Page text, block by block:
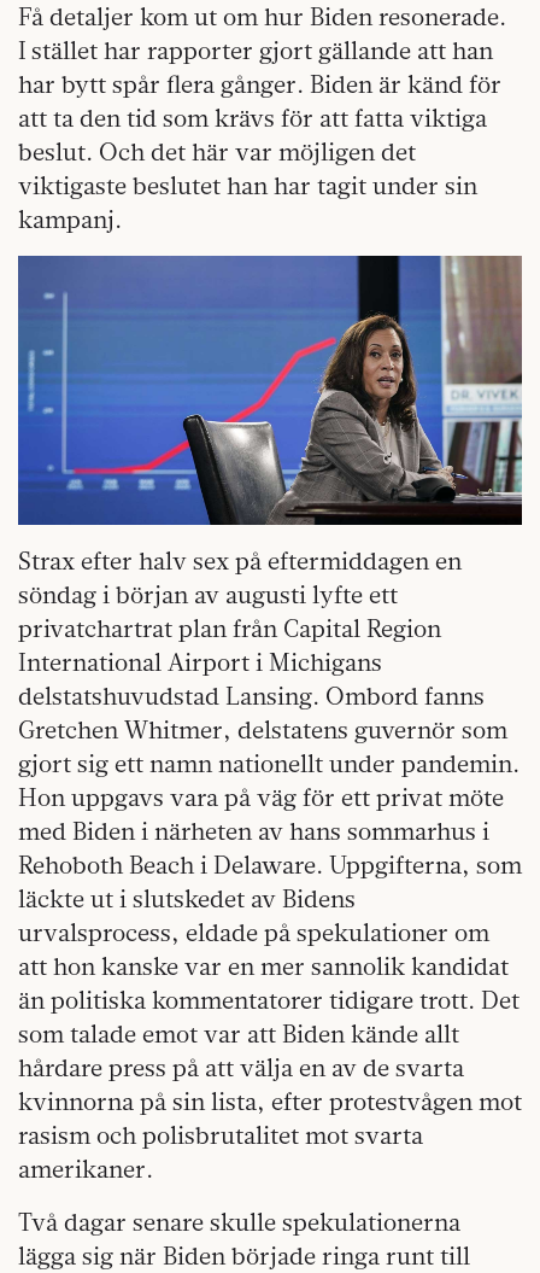
Få detaljer kom ut om hur Biden resonerade.
I stället har rapporter gjort gällande att han
har bytt spår flera gånger. Biden är känd för
att ta den tid som krävs för att fatta viktiga
beslut. Och det här var möjligen det
viktigaste beslutet han har tagit under sin
kampanj.
Strax efter halv sex på eftermiddagen en
söndag i början av augusti lyfte ett
privatchartrat plan från Capital Region
International Airport i Michigans
delstatshuvudstad Lansing. Ombord fanns
Gretchen Whitmer, delstatens guvernör som
gjort sig ett namn nationellt under pandemin.
Hon uppgavs vara på väg för ett privat möte
med Biden i närheten av hans sommarhus i
Rehoboth Beach i Delaware. Uppgifterna, som
läckte ut i slutskedet av Bidens
urvalsprocess, eldade på spekulationer om
att hon kanske var en mer sannolik kandidat
än politiska kommentatorer tidigare trott. Det
som talade emot var att Biden kände allt
hårdare press på att välja en av de svarta
kvinnorna på sin lista, efter protestvågen mot
rasism och polisbrutalitet mot svarta
amerikaner.
Två dagar senare skulle spekulationerna
lägga sig när Biden började ringa runt till